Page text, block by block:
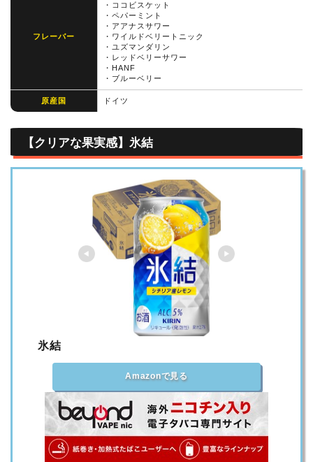
フレーバー
・ココビスケット
・ペパーミント
・アアナスサワー
・ワイルドベリートニック
・ユズマンダリン
・レッドベリーサワー
・HANF
・ブルーベリー
原産国 ドイツ
【クリアな果実感】氷結
氷結
Amazonで見る
楽天市場で見る
Yahoo!ショッピングで見る